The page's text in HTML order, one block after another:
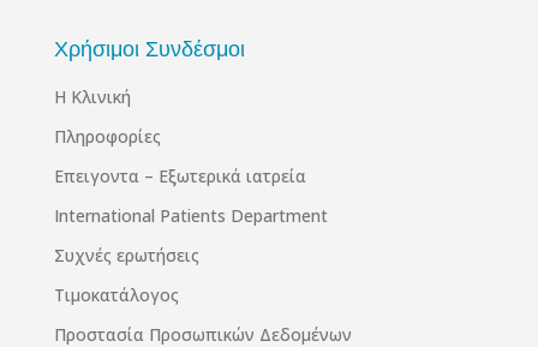
Χρήσιμοι Συνδέσμοι
Η Κλινική
Πληροφορίες
Επειγοντα – Εξωτερικά ιατρεία
International Patients Department
Συχνές ερωτήσεις
Τιμοκατάλογος
Προστασία Προσωπικών Δεδομένων